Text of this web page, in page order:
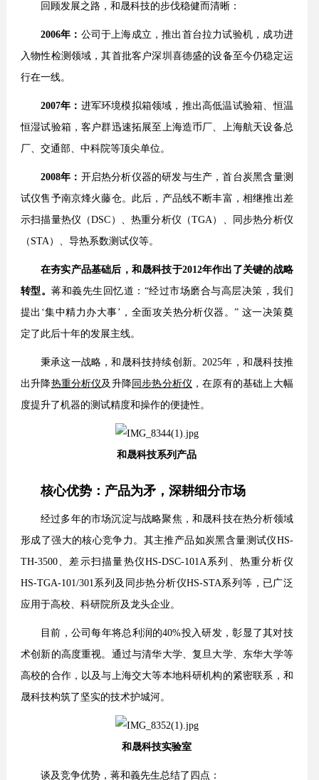
回顾发展之路，和晟科技的步伐稳健而清晰：
2006年： 公司于上海成立，推出首台拉力试验机，成功进
入物性检测领域，其首批客户深圳喜德盛的设备至今仍稳定运
行在一线。
2007年： 进军环境模拟箱领域，推出高低温试验箱、恒温
恒湿试验箱，客户群迅速拓展至上海造币厂、上海航天设备总
厂、交通部、中科院等顶尖单位。
2008年： 开启热分析仪器的研发与生产，首台炭黑含量测
试仪售予南京烽火藤仓。此后，产品线不断丰富，相继推出差
示扫描量热仪（DSC）、热重分析仪（TGA）、同步热分析仪
（STA）、导热系数测试仪等。
在夯实产品基础后，和晟科技于2012年作出了关键的战略
转型。蒋和義先生回忆道：“经过市场磨合与高层决策，我们
提出‘集中精力办大事’，全面攻关热分析仪器。” 这一决策奠
定了此后十年的发展主线。
秉承这一战略，和晟科技持续创新。2025年，和晟科技推
出升降热重分析仪及升降 同步热分析仪 ，在原有的基础上大幅
度提升了机器的测试精度和操作的便捷性。
和晟科技系列产品
核心优势：产品为矛，深耕细分市场
经过多年的市场沉淀与战略聚焦，和晟科技在热分析领域
形成了强大的核心竞争力。其主推产品如炭黑含量测试仪HS-
TH-3500、差示扫描量热仪HS-DSC-101A系列、热重分析仪
HS-TGA-101/301系列及同步热分析仪HS-STA系列等，已广泛
应用于高校、科研院所及龙头企业。
目前，公司每年将总利润的40%投入研发，彰显了其对技
术创新的高度重视。通过与清华大学、复旦大学、东华大学等
高校的合作，以及与上海交大等本地科研机构的紧密联系，和
晟科技构筑了坚实的技术护城河。
和晟科技实验室
谈及竞争优势，蒋和義先生总结了四点：